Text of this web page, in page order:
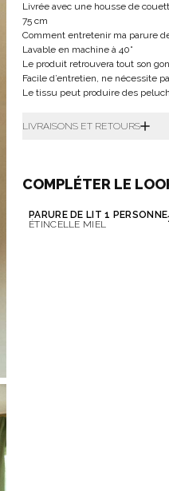
Livrée avec une housse de
75 cm
Comment entretenir ma parure
Lavable en machine à 40°
Le produit retrouvera tout son
Facile d’entretien, ne nécessite
Le tissu peut produire des
LIVRAISONS ET RETOURS
COMPLÉTER LE
PARURE DE LIT 1 PERSONNE
ÉTINCELLE MIEL